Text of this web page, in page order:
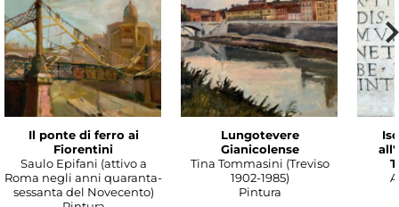
Il ponte di ferro ai
Fiorentini
Saulo Epifani (attivo a
Roma negli anni quaranta-
sessanta del Novecento)
Lungotevere
Gianicolense
Tina Tommasini (Treviso
1902-1985)
Pintura